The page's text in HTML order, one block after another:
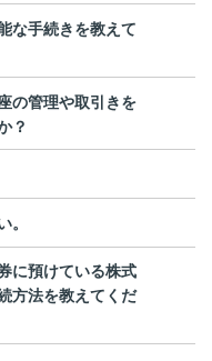
な手続きを教えて
の管理や取引きを
？
。
に預けている株式
方法を教えてくだ